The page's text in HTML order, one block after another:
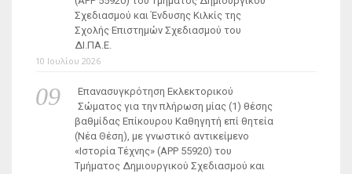
Σχεδιασμού και Ένδυσης Κιλκίς της
Σχολής Επιστημών Σχεδιασμού του
ΔΙ.ΠΑ.Ε.
10 Ιουλίου 2026
Επανασυγκρότηση Εκλεκτορικού
Σώματος για την πλήρωση μίας (1) θέσης
βαθμίδας Επίκουρου Καθηγητή επί θητεία
(Νέα Θέση), με γνωστικό αντικείμενο
«Ιστορία Τέχνης» (ΑΡΡ 55920) του
Τμήματος Δημιουργικού Σχεδιασμού και